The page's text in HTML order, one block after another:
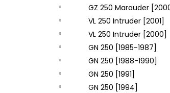
GZ 250 Marauder
VL 250 Intruder [2001]
VL 250 Intruder [2000]
GN 250 [1985-1987]
GN 250 [1988-1990]
GN 250 [1991]
GN 250 [1994]